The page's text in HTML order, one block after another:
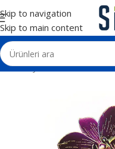
Skip to navigation
Skip to main content
Ana Sayfa Matbaa Ürünleri